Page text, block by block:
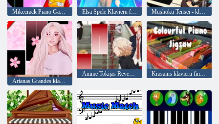
Elsa Spēle Klavieru flīzes: Ļaujiet tai iet
Arianas Grandes klavieru flīzes rozā, mūzika un maģija
Anime Tokijas Revengers klavieru flīzes Krāsains klavieru finierzāģis